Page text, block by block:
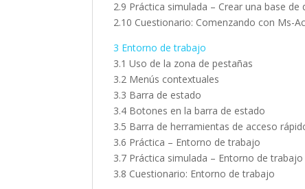
2.9 Práctica simulada – Crear una base de
2.10 Cuestionario: Comenzando con Ms-
3 Entorno de trabajo
3.1 Uso de la zona de pestañas
3.2 Menús contextuales
3.3 Barra de estado
3.4 Botones en la barra de estado
3.5 Barra de herramientas de acceso
3.6 Práctica – Entorno de trabajo
3.7 Práctica simulada – Entorno de trabajo
3.8 Cuestionario: Entorno de trabajo